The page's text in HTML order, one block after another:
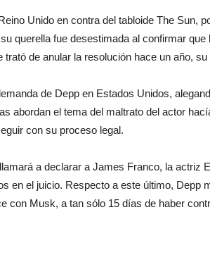
Unido en contra del tabloide The Sun,
querella fue desestimada al confirmar que
de anular la resolución hace un año, su
de Depp en Estados Unidos,
abordan el tema del maltrato del actor
con su proceso legal.
a declarar a James Franco, la actriz
en el juicio. Respecto a este último, Depp
con Musk, a tan sólo 15 días de haber